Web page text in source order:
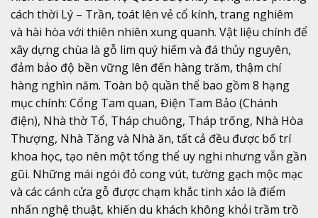
cách thời Lý – Trần, toát lên vẻ cổ kính, trang nghiêm
và hài hòa với thiên nhiên xung quanh. Vật liệu chính để
xây dựng chùa là gỗ lim quý hiếm và đá thủy nguyên,
đảm bảo độ bền vững lên đến hàng trăm, thậm chí
hàng nghìn năm. Toàn bộ quần thể bao gồm 8 hạng
mục chính: Cổng Tam quan, Điện Tam Bảo (Chánh
điện), Nhà thờ Tổ, Tháp chuông, Tháp trống, Nhà Hòa
Thượng, Nhà Tăng và Nhà ăn, tất cả đều được bố trí
khoa học, tạo nên một tổng thể uy nghi nhưng vẫn gần
gũi. Những mái ngói đỏ cong vút, tường gạch mộc mạc
và các cánh cửa gỗ được chạm khắc tinh xảo là điểm
nhấn nghệ thuật, khiến du khách không khỏi trầm trồ